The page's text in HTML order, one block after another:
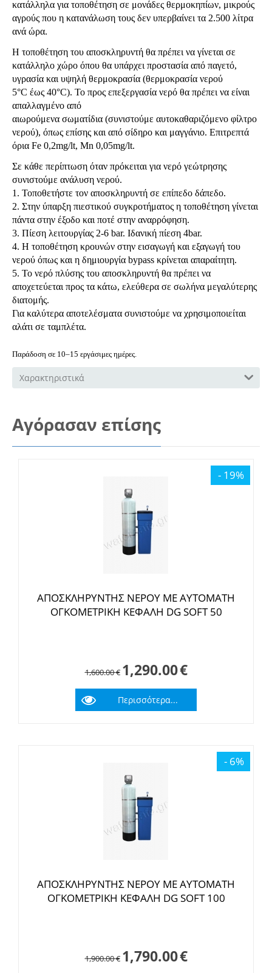
κατάλληλα για τοποθέτηση σε μονάδες θερμοκηπίων, μικρούς
αγρούς που η κατανάλωση τους δεν υπερβαίνει τα 2.500 λίτρα
ανά ώρα.
Η τοποθέτηση του αποσκληρυντή θα πρέπει να γίνεται σε
κατάλληλο χώρο όπου θα υπάρχει προστασία από παγετό,
υγρασία και υψηλή θερμοκρασία (θερμοκρασία νερού
5°C έως 40°C). Το προς επεξεργασία νερό θα πρέπει να είναι
απαλλαγμένο από
αιωρούμενα σωματίδια (συνιστούμε αυτοκαθαριζόμενο φίλτρο
νερού), όπως επίσης και από σίδηρο και μαγγάνιο. Επιτρεπτά
όρια Fe 0,2mg/lt, Mn 0,05mg/lt.
Σε κάθε περίπτωση όταν πρόκειται για νερό γεώτρησης
συνιστούμε ανάλυση νερού.
1. Τοποθετήστε τον αποσκληρυντή σε επίπεδο δάπεδο.
2. Στην ύπαρξη πιεστικού συγκροτήματος η τοποθέτηση γίνεται
πάντα στην έξοδο και ποτέ στην αναρρόφηση.
3. Πίεση λειτουργίας 2-6 bar. Ιδανική πίεση 4bar.
4. Η τοποθέτηση κρουνών στην εισαγωγή και εξαγωγή του
νερού όπως και η δημιουργία bypass κρίνεται απαραίτητη.
5. Το νερό πλύσης του αποσκληρυντή θα πρέπει να
αποχετεύεται προς τα κάτω, ελεύθερα σε σωλήνα μεγαλύτερης
διατομής.
Για καλύτερα αποτελέσματα συνιστούμε να χρησιμοποιείται
αλάτι σε ταμπλέτα.
Παράδοση σε 10–15 εργάσιμες ημέρες.
Χαρακτηριστικά
Αγόρασαν επίσης
- 19%
ΑΠΟΣΚΛΗΡΥΝΤΗΣ ΝΕΡΟΥ ΜΕ ΑΥΤΟΜΑΤΗ
ΟΓΚΟΜΕΤΡΙΚΗ ΚΕΦΑΛΗ DG SOFT 50
1,600.00€ 1,290.00€
Περισσότερα...
- 6%
ΑΠΟΣΚΛΗΡΥΝΤΗΣ ΝΕΡΟΥ ΜΕ ΑΥΤΟΜΑΤΗ
ΟΓΚΟΜΕΤΡΙΚΗ ΚΕΦΑΛΗ DG SOFT 100
1,900.00€ 1,790.00€